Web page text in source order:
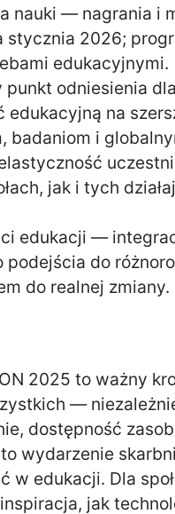
nauki — nagrania i
stycznia 2026;
edukacyjnymi.
odniesienia
edukacyjną na
badaniom i
jak i tych
edukacji —
do
do realnej zmiany.
2025 to ważny
—
dostępność
wydarzenie
w edukacji. Dla
jak